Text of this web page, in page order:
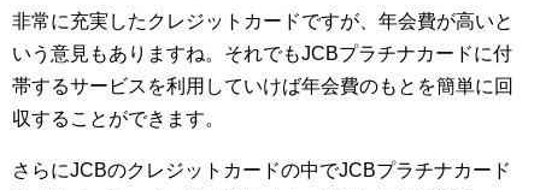
非常に充実したクレジットカードですが、年会費が高いと
いう意見もありますね。それでもJCBプラチナカードに付
帯するサービスを利用していけば年会費のもとを簡単に回
収することができます。
さらにJCBのクレジットカードの中でJCBプラチナカード